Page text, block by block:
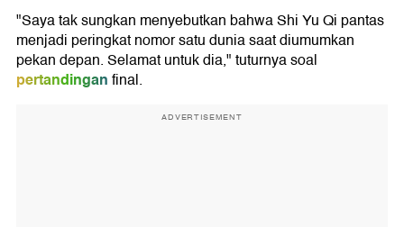
"Saya tak sungkan menyebutkan bahwa Shi Yu Qi pantas
menjadi peringkat nomor satu dunia saat diumumkan
pekan depan. Selamat untuk dia," tuturnya soal
pertandinganfinal.
ADVERTISEMENT